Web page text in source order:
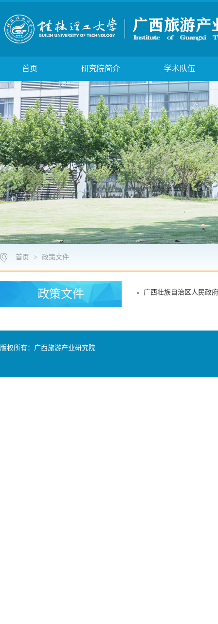
首页 研究院简介 学术队伍
首页 > 政策文件
政策文件 广西壮族自治区人民政
版权所有：广西旅游产业研究院